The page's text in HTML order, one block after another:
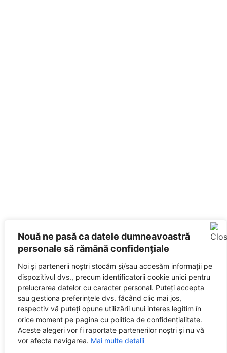
Nouă ne pasă ca datele dumneavoastră
personale să rămână confidențiale
Noi și partenerii noștri stocăm și/sau accesăm informații pe
dispozitivul dvs., precum identificatorii cookie unici pentru
prelucrarea datelor cu caracter personal. Puteți accepta
sau gestiona preferințele dvs. făcând clic mai jos,
respectiv vă puteți opune utilizării unui interes legitim în
orice moment pe pagina cu politica de confidențialitate.
Aceste alegeri vor fi raportate partenerilor noștri și nu vă
vor afecta navigarea. Mai multe detalii